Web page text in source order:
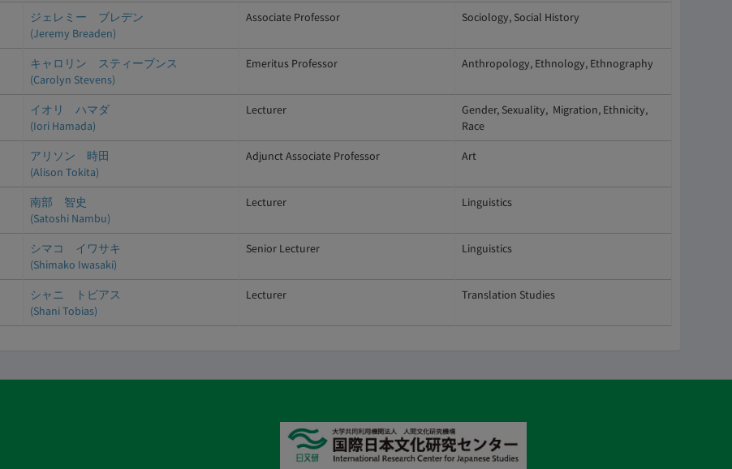
ジェレミー ブレデン
(Jeremy Breaden)
Associate Professor Sociology, Social History
キャロリン スティーブンス
(Carolyn Stevens)
Emeritus Professor Anthropology, Ethnology, Ethnography
イオリ ハマダ
(Iori Hamada)
Lecturer
Gender, Sexuality, Migration, Ethnicity,
Race
アリソン 時田
(Alison Tokita)
Adjunct Associate Professor Art
南部 智史
(Satoshi Nambu)
Lecturer Linguistics
シマコ イワサキ
(Shimako Iwasaki)
Senior Lecturer Linguistics
シャニ トビアス
(Shani Tobias)
Lecturer Translation Studies